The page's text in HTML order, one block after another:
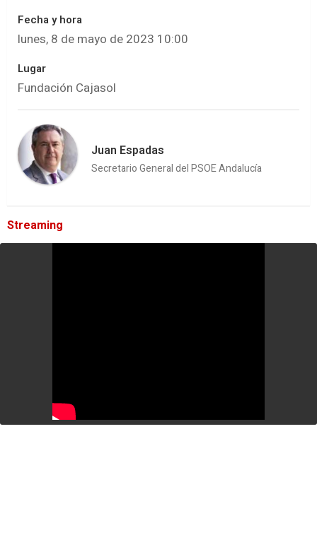
Fecha y hora
lunes, 8 de mayo de 2023 10:00
Lugar
Fundación Cajasol
Juan Espadas
Secretario General del PSOE Andalucía
Streaming